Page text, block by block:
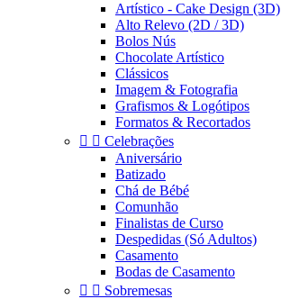
Artístico - Cake Design (3D)
Alto Relevo (2D / 3D)
Bolos Nús
Chocolate Artístico
Clássicos
Imagem & Fotografia
Grafismos & Logótipos
Formatos & Recortados
  Celebrações
Aniversário
Batizado
Chá de Bébé
Comunhão
Finalistas de Curso
Despedidas (Só Adultos)
Casamento
Bodas de Casamento
  Sobremesas